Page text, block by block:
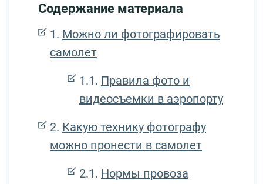
Содержание материала
Можно ли фотографировать
самолет
Правила фото и
видеосъемки в аэропорту
Какую технику фотографу
можно пронести в самолет
Нормы провоза